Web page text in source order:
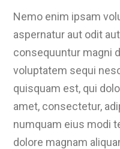
Nemo enim ipsam
aspernatur aut odit
consequuntur magni
voluptatem sequi
quisquam est, qui
amet, consectetur,
numquam eius modi
dolore magnam